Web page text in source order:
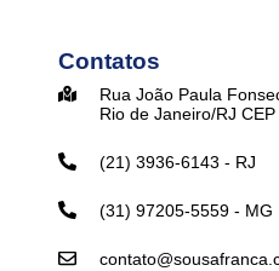
Contatos
Rua João Paula
Rio de Janeiro/RJ
(21) 3936-6143 - RJ
(31) 97205-5559 - MG